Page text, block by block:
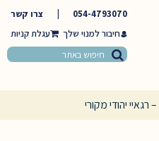
054-4793070
צרו קשר
חיבור למנוי שלך
יהודי מקורי